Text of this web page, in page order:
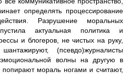
определять процессирование
Разрушение моральных
актуальная политика и
и блогеров, не чистых на руку,
(псевдо)журналисты
волны на другую в
попирают мораль ногами и считают,